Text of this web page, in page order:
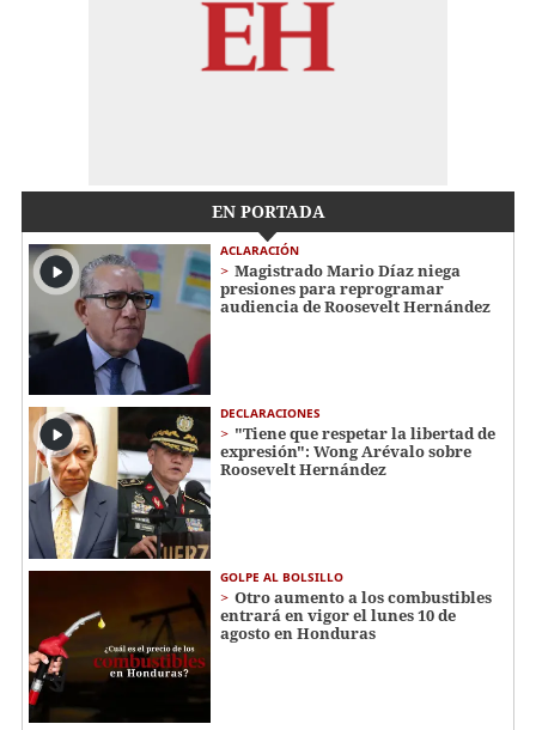
EN PORTADA
ACLARACIÓN
Magistrado Mario Díaz niega
presiones para reprogramar
audiencia de Roosevelt Hernández
DECLARACIONES
"Tiene que respetar la libertad de
expresión": Wong Arévalo sobre
Roosevelt Hernández
GOLPE AL BOLSILLO
Otro aumento a los combustibles
entrará en vigor el lunes 10 de
agosto en Honduras